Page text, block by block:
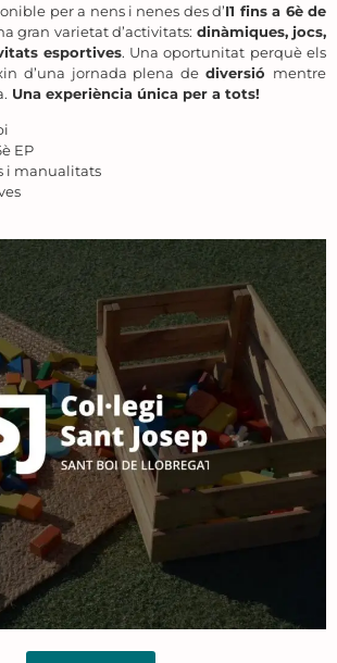
per a nens i nenes des d’I1 fins a 6è de
gran varietat d’activitats: dinàmiques, jocs,
esportives. Una oportunitat perquè els
d’una jornada plena dediversió mentre
Una experiència única per a tots!
EP
i manualitats